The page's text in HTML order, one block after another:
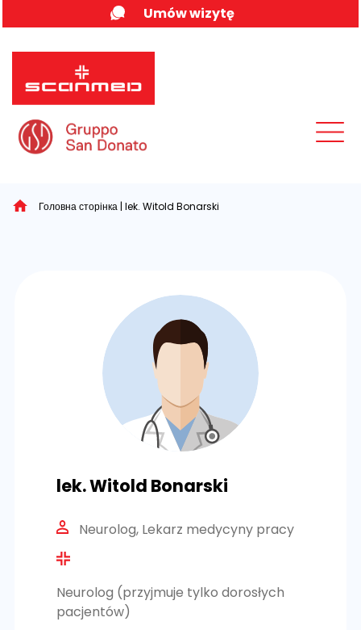
to
content
Umów wizytę
Головна сторінка | lek. Witold Bonarski
lek. Witold Bonarski
Neurolog, Lekarz medycyny pracy
Neurolog (przyjmuje tylko dorosłych
pacjentów)